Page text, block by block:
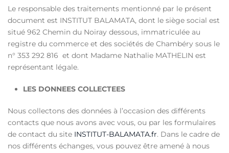
Le responsable des traitements mentionné par le présent
document est INSTITUT BALAMATA, dont le siège social est
situé 962 Chemin du Noiray dessous, immatriculée au
registre du commerce et des sociétés de Chambéry sous le
n° 353 292 816 et dont Madame Nathalie MATHELIN est
représentant légale.
LES DONNEES COLLECTEES
Nous collectons des données à l’occasion des différents
contacts que nous avons avec vous, ou par les formulaires
de contact du site INSTITUT-BALAMATA.fr. Dans le cadre de
nos différents échanges, vous pouvez être amené à nous